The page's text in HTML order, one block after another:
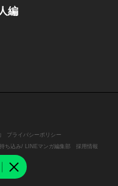
編
プライバシーポリシー
ち込み/ LINEマンガ編集部
採用情報